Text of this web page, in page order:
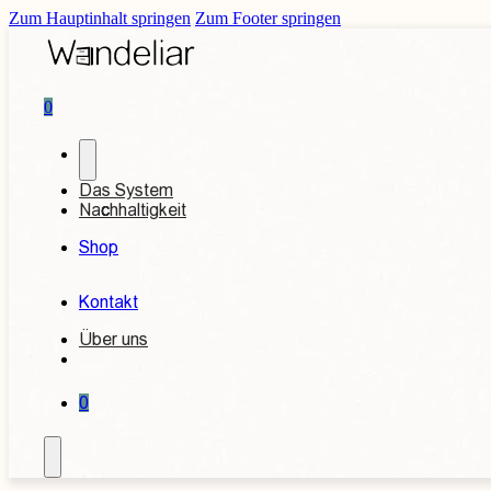
Zum Hauptinhalt springen Zum Footer springen
0
Das System
Nachhaltigkeit
Shop
Kontakt
Über uns
0